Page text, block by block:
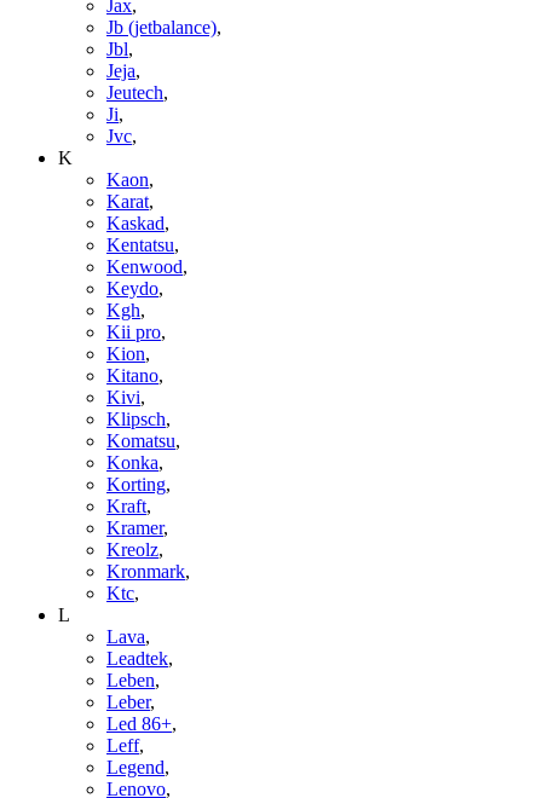
Jax,
Jb (jetbalance),
Jbl,
Jeja,
Jeutech,
Ji,
Jvc,
K
Kaon,
Karat,
Kaskad,
Kentatsu,
Kenwood,
Keydo,
Kgh,
Kii pro,
Kion,
Kitano,
Kivi,
Klipsch,
Komatsu,
Konka,
Korting,
Kraft,
Kramer,
Kreolz,
Kronmark,
Ktc,
L
Lava,
Leadtek,
Leben,
Leber,
Led 86+,
Leff,
Legend,
Lenovo,